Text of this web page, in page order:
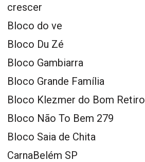
crescer
Bloco do ve
Bloco Du Zé
Bloco Gambiarra
Bloco Grande Família
Bloco Klezmer do Bom Retiro
Bloco Não To Bem 279
Bloco Saia de Chita
CarnaBelém SP